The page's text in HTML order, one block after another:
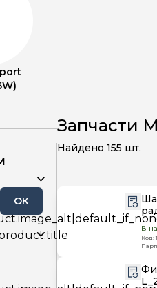
ОК
Запчасти
Найдено 155 шт.
В
Код: